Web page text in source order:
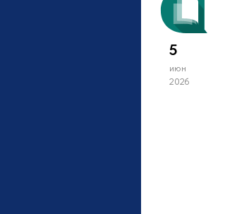
5
июн
2026